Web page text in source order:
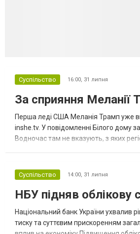
Суспільство 16:00, 31 липня
За сприяння Меланії
Перша леді США Меланія Трамп уже
inshe.tv. У повідомленні Білого дому
Водночас там не вказують, з яких
Суспільство 14:00, 31 липня
НБУ підняв облікову
Національний банк України ухвалив
тиску та суттєвим прискоренням